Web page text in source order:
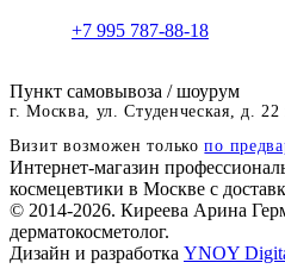
+7 995 787-88-18
Пункт самовывоза / шоурум
г. Москва, ул. Студенческая, д. 22
Визит возможен толькопо
Интернет-магазин
космецевтики в Москве с
© 2014-2026. Киреева Арина
дерматокосметолог.
Дизайн и разработка YNOY